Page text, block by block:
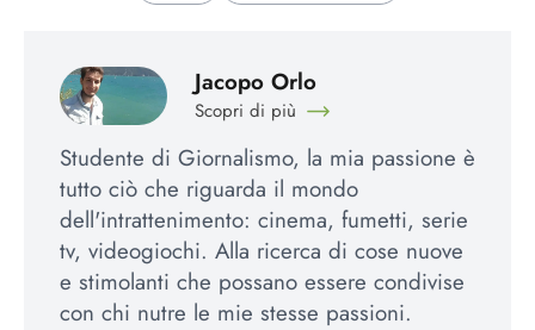
Jacopo Orlo
Scopri di più
Studente di Giornalismo, la mia passione è
tutto ciò che riguarda il mondo
dell'intrattenimento: cinema, fumetti, serie
tv, videogiochi. Alla ricerca di cose nuove
e stimolanti che possano essere condivise
con chi nutre le mie stesse passioni.